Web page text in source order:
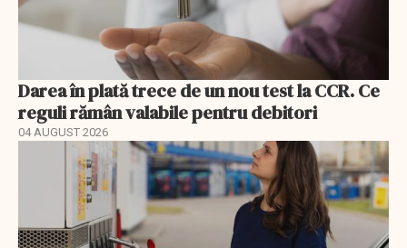
Darea în plată trece de un nou test la CCR. Ce
reguli rămân valabile pentru debitori
04 AUGUST 2026